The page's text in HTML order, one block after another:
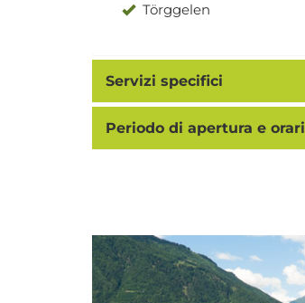
Törggelen
Servizi specifici
Periodo di apertura e orari